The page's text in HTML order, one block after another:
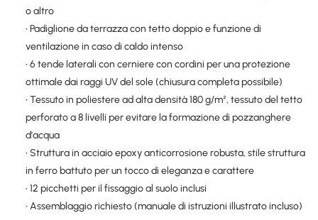
o altro
• Padiglione da terrazza con tetto doppio e funzione di
ventilazione in caso di caldo intenso
• 6 tende laterali con cerniere con cordini per una protezione
ottimale dai raggi UV del sole (chiusura completa possibile)
• Tessuto in poliestere ad alta densità 180 g/m², tessuto del tetto
perforato a 8 livelli per evitare la formazione di pozzanghere
d'acqua
• Struttura in acciaio epoxy anticorrosione robusta, stile struttura
in ferro battuto per un tocco di eleganza e carattere
• 12 picchetti per il fissaggio al suolo inclusi
• Assemblaggio richiesto (manuale di istruzioni illustrato incluso)